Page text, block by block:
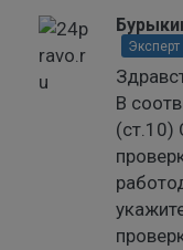
Эксперт
В
(ст.10)